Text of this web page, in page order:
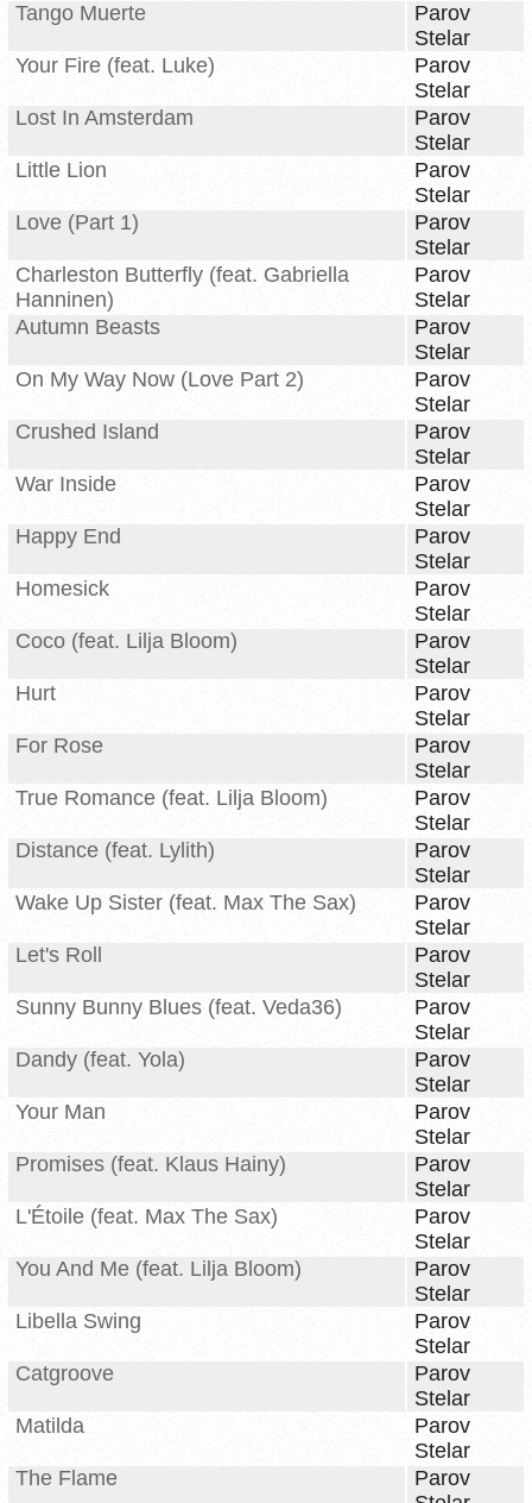
Tango Muerte
Parov
Stelar
Your Fire (feat. Luke)
Parov
Stelar
Lost In Amsterdam
Parov
Stelar
Little Lion
Parov
Stelar
Love (Part 1)
Parov
Stelar
Charleston Butterfly (feat. Gabriella
Hanninen)
Parov
Stelar
Autumn Beasts
Parov
Stelar
On My Way Now (Love Part 2)
Parov
Stelar
Crushed Island
Parov
Stelar
War Inside
Parov
Stelar
Happy End
Parov
Stelar
Homesick
Parov
Stelar
Coco (feat. Lilja Bloom)
Parov
Stelar
Hurt
Parov
Stelar
For Rose
Parov
Stelar
True Romance (feat. Lilja Bloom)
Parov
Stelar
Distance (feat. Lylith)
Parov
Stelar
Wake Up Sister (feat. Max The Sax)
Parov
Stelar
Let's Roll
Parov
Stelar
Sunny Bunny Blues (feat. Veda36)
Parov
Stelar
Dandy (feat. Yola)
Parov
Stelar
Your Man
Parov
Stelar
Promises (feat. Klaus Hainy)
Parov
Stelar
L'Étoile (feat. Max The Sax)
Parov
Stelar
You And Me (feat. Lilja Bloom)
Parov
Stelar
Libella Swing
Parov
Stelar
Catgroove
Parov
Stelar
Matilda
Parov
Stelar
The Flame
Parov